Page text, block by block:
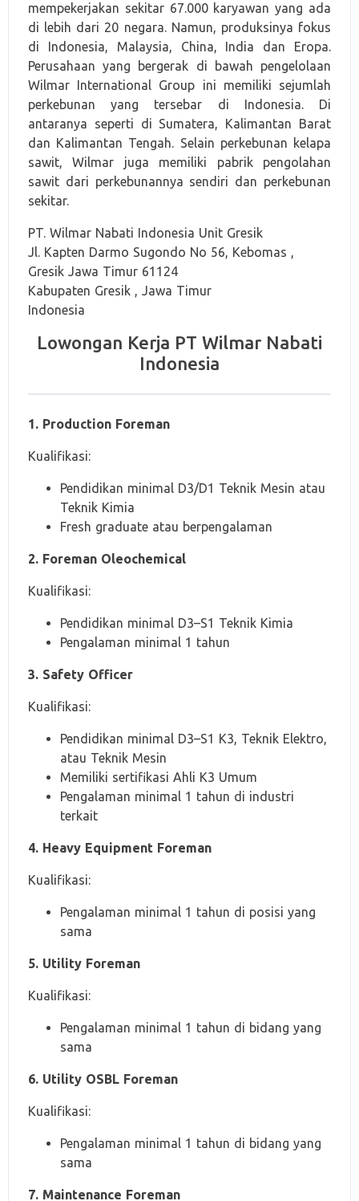
mempekerjakan sekitar 67.000 karyawan yang ada
di lebih dari 20 negara. Namun, produksinya fokus
di Indonesia, Malaysia, China, India dan Eropa.
Perusahaan yang bergerak di bawah pengelolaan
Wilmar International Group ini memiliki sejumlah
perkebunan yang tersebar di Indonesia. Di
antaranya seperti di Sumatera, Kalimantan Barat
dan Kalimantan Tengah. Selain perkebunan kelapa
sawit, Wilmar juga memiliki pabrik pengolahan
sawit dari perkebunannya sendiri dan perkebunan
sekitar.
PT. Wilmar Nabati Indonesia Unit Gresik
Jl. Kapten Darmo Sugondo No 56, Kebomas ,
Gresik Jawa Timur 61124
Kabupaten Gresik , Jawa Timur
Indonesia
Lowongan Kerja PT Wilmar Nabati
Indonesia
1. Production Foreman
Kualifikasi:
Pendidikan minimal D3/D1 Teknik Mesin atau
Teknik Kimia
Fresh graduate atau berpengalaman
2. Foreman Oleochemical
Kualifikasi:
Pendidikan minimal D3–S1 Teknik Kimia
Pengalaman minimal 1 tahun
3. Safety Officer
Kualifikasi:
Pendidikan minimal D3–S1 K3, Teknik Elektro,
atau Teknik Mesin
Memiliki sertifikasi Ahli K3 Umum
Pengalaman minimal 1 tahun di industri
terkait
4. Heavy Equipment Foreman
Kualifikasi:
Pengalaman minimal 1 tahun di posisi yang
sama
5. Utility Foreman
Kualifikasi:
Pengalaman minimal 1 tahun di bidang yang
sama
6. Utility OSBL Foreman
Kualifikasi:
Pengalaman minimal 1 tahun di bidang yang
sama
7. Maintenance Foreman